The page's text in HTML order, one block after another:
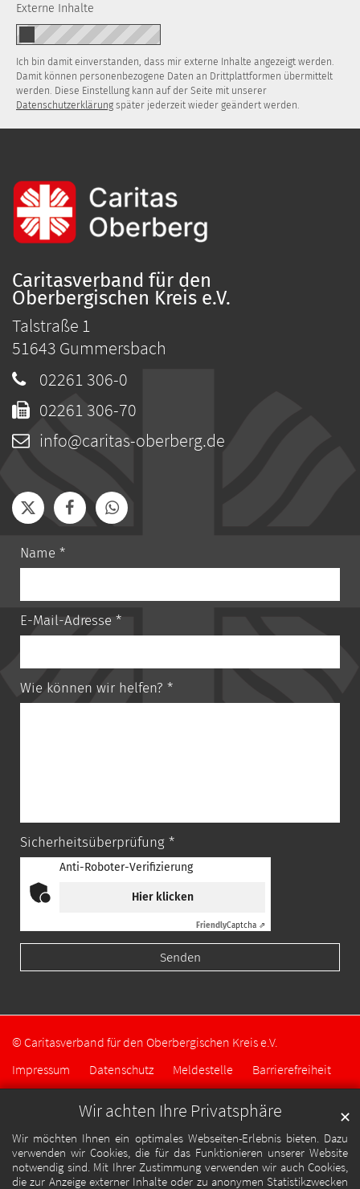
Wir achten Ihre Privatsphäre
Wir möchten Ihnen ein optimales Webseiten-Erlebnis bieten. Dazu
verwenden wir Cookies, die für das Funktionieren unserer Website
notwendig sind. Mit Ihrer Zustimmung verwenden wir auch Cookies,
die zur Anzeige externer Inhalte oder zu anonymen Statistikzwecken
✕
Externe Inhalte
Ich bin damit einverstanden, dass mir externe Inhalte angezeigt werden.
Damit können personenbezogene Daten an Drittplattformen übermittelt
werden. Diese Einstellung kann auf der Seite mit unserer
Datenschutzerklärung später jederzeit wieder geändert werden.
Name *
E-Mail-Adresse *
Wie können wir helfen? *
Sicherheitsüberprüfung *
Anti-Roboter-Verifizierung
Hier klicken
FriendlyCaptcha ⇗
Caritasverband für den
Oberbergischen Kreis e.V.
Talstraße 1
51643 Gummersbach
02261 306-0
02261 306-70
info@caritas-oberberg.de
© Caritasverband für den Oberbergischen Kreis e.V.
Impressum
Datenschutz Meldestelle Barrierefreiheit